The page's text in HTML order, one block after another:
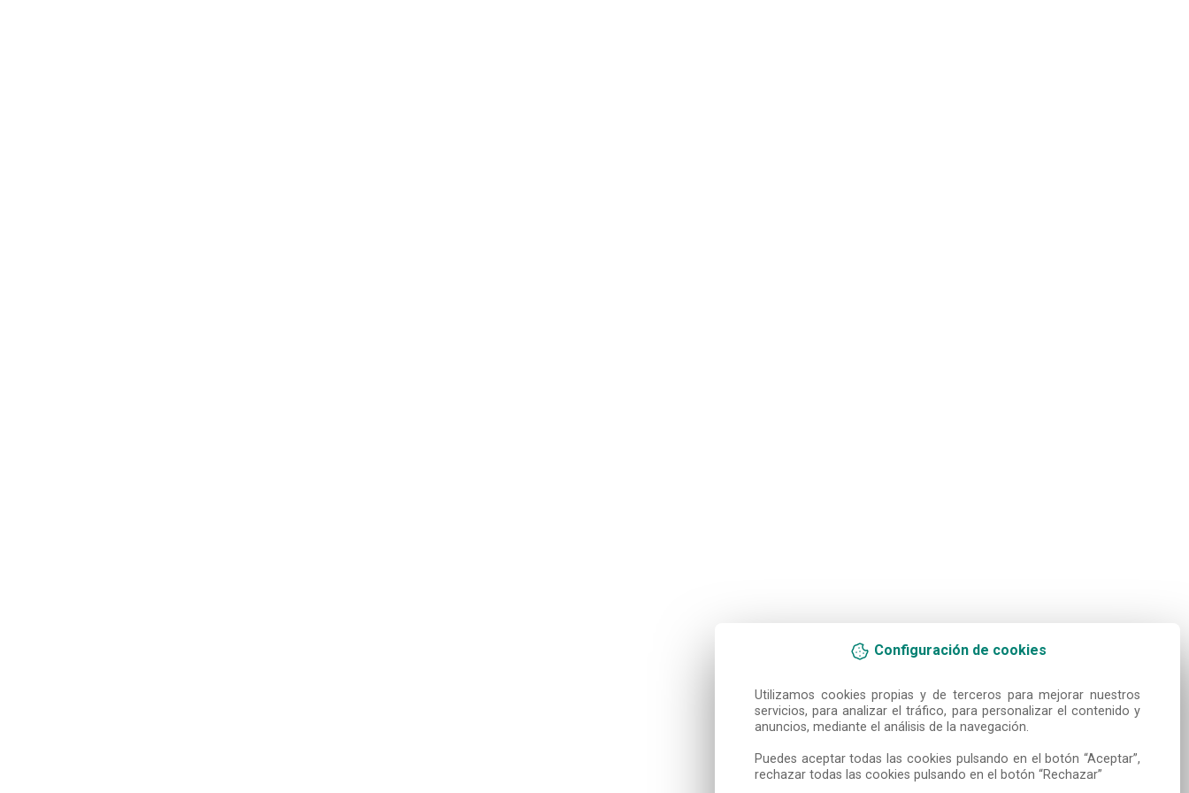
Configuración de cookies
Utilizamos cookies propias y de terceros para mejorar nuestros
servicios, para analizar el tráfico, para personalizar el contenido y
anuncios, mediante el análisis de la navegación.
Puedes aceptar todas las cookies pulsando en el botón “Aceptar”,
rechazar todas las cookies pulsando en el botón “Rechazar”